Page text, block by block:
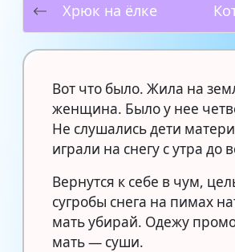
Хрюк на ёлке
Вот что было. Жила на
женщина. Было у нее
Не слушались дети
играли на снегу с утра до
Вернутся к себе в чум,
сугробы снега на пимах
мать убирай. Одежу
мать — суши.